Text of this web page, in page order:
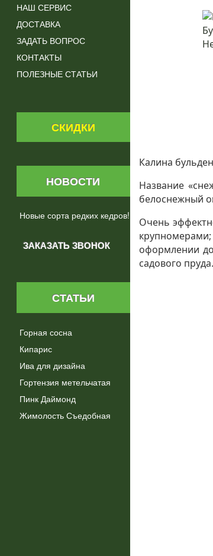
НАШ СЕРВИС
ДОСТАВКА
ЗАДАТЬ ВОПРОС
КОНТАКТЫ
ПОЛЕЗНЫЕ СТАТЬИ
СКИДКИ
НОВОСТИ
Новые сорта редких кедров!
СТАТЬИ
Горная сосна
Кипарис
Ива для дизайна
Гортензия метельчатая
Пинк Даймонд
Жимолость Съедобная
Калина
Название
белоснежный
Очень
оформлении
садового пруда.